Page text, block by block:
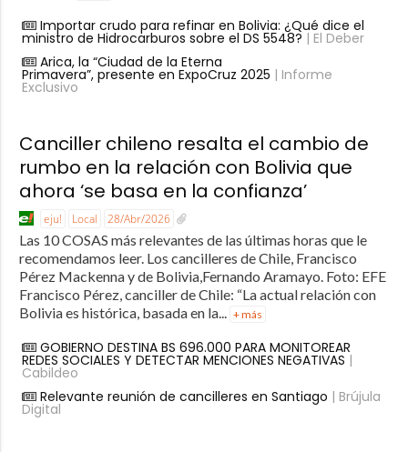
Importar crudo para refinar en Bolivia: ¿Qué dice el
ministro de Hidrocarburos sobre el DS 5548? | El Deber
Arica, la “Ciudad de la Eterna
Primavera”, presente en ExpoCruz 2025 | Informe
Exclusivo
Canciller chileno resalta el cambio de
rumbo en la relación con Bolivia que
ahora ‘se basa en la confianza’
eju! Local 28/Abr/2026
Las 10 COSAS más relevantes de las últimas horas que le
recomendamos leer. Los cancilleres de Chile, Francisco
Pérez Mackenna y de Bolivia,Fernando Aramayo. Foto: EFE
Francisco Pérez, canciller de Chile: “La actual relación con
Bolivia es histórica, basada en la... + más
GOBIERNO DESTINA BS 696.000 PARA MONITOREAR
REDES SOCIALES Y DETECTAR MENCIONES NEGATIVAS |
Cabildeo
Relevante reunión de cancilleres en Santiago | Brújula
Digital